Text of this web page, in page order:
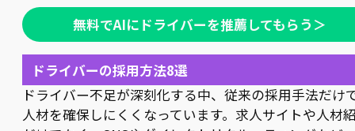
無料でAIにドライバーを推薦してもらう＞
ドライバーの採用方法8選
ドライバー不足が深刻化する中、従来の採用手法だけ
人材を確保しにくくなっています。求人サイトや人材